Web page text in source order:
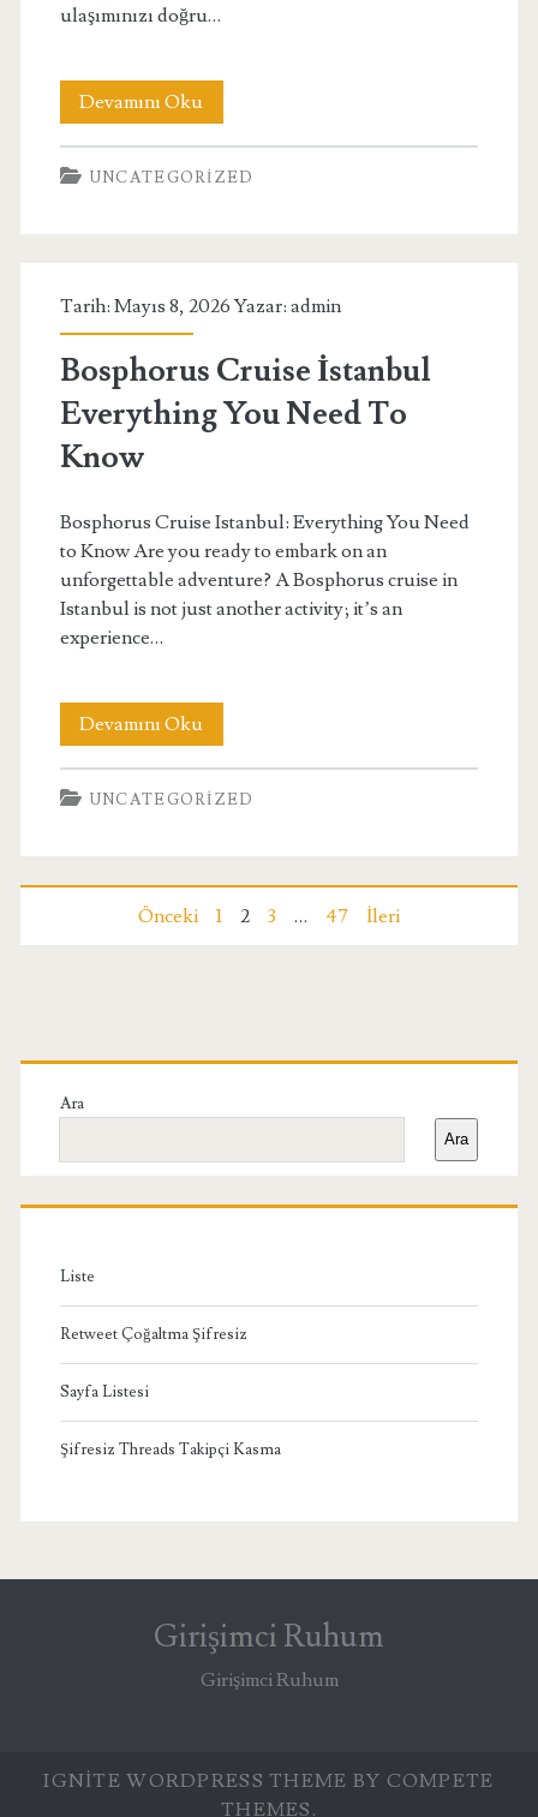
ulaşımınızı doğru…
Devamını OkuAntalya
Havalimani
Transfer
Tatil
UNCATEGORIZED
Tarih: Mayıs 8, 2026 Yazar: admin
Bosphorus Cruise İstanbul
Everything You Need To
Know
Bosphorus Cruise Istanbul: Everything You Need
to Know Are you ready to embark on an
unforgettable adventure? A Bosphorus cruise in
Istanbul is not just another activity; it’s an
experience…
Devamını OkuBosphorus
Cruise
İstanbul
UNCATEGORIZED
Önceki 1 2 3 … 47 İleri
Birincil
Yan
Menü
Ara
Ara
Liste
Retweet Çoğaltma Şifresiz
Sayfa Listesi
Şifresiz Threads Takipçi Kasma
Girişimci Ruhum
Girişimci Ruhum
IGNITE WORDPRESS THEME BY COMPETE
THEMES.